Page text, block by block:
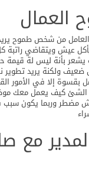
العمال
من شخص طموح
عيش ويتقاضي راتبة
يشعر بأنة ليس لة قيمة
ضعيف ولكنة يريد
بقسوة إلا في الأمور
الشئ كيف يعمل معك
مضطر وربما يكون سبب
مع